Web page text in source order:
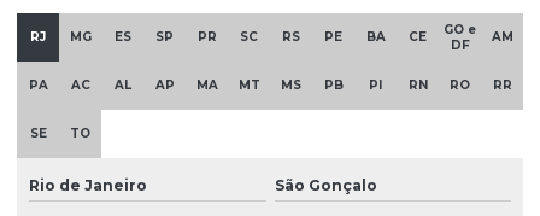
Empresa de topografia
Empresas de fundações e geotecnia
Empresas de monitoramento ambiental
Empresas de remediação ambiental
RJ MG ES SP PR SC RS PE BA CE
GO e
DF
AM
PA AC AL AP MA MT MS PB PI RN RO RR
SE TO
Rio de Janeiro São Gonçalo